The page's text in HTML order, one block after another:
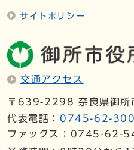
サイトポリシー
交通アクセス
〒639-2298 奈良県御所
代表電話： 0745-62-
ファックス：0745-62-